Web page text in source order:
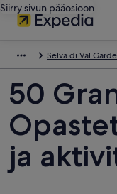
Siirry sivun pääosioon
Selva di Val
50
ja